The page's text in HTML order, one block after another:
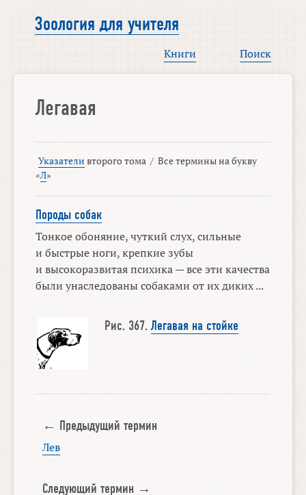
Зоология для учителя
Книги Поиск
Легавая
Указатели второго тома / Все термины на букву
«Л»
Породы собак
Тонкое обоняние, чуткий слух, сильные
и быстрые ноги, крепкие зубы
и высокоразвитая психика — все эти качества
были унаследованы собаками от их диких ...
Рис. 367.Легавая на стойке
← Предыдущий термин
Лев
Следующий термин →